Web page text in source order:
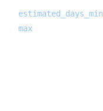
estimated_days_min
max